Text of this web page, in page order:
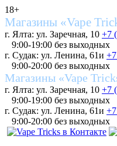
18+
Магазины «Vape
г. Ялта: ул. Заречная, 10 +7
9:00-19:00 без выходных
г. Судак: ул. Ленина, 61и
9:00-20:00 без выходных
Магазины «Vape
г. Ялта: ул. Заречная, 10 +7
9:00-19:00 без выходных
г. Судак: ул. Ленина, 61и
9:00-20:00 без выходных